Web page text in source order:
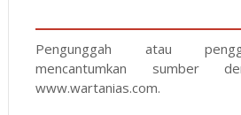
Pengunggah atau
mencantumkan sumber
www.wartanias.com.